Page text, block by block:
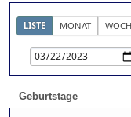
LISTE MONAT
Geburtstage